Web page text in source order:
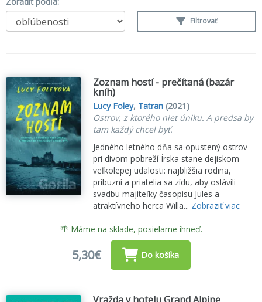
Filtrovať
Zoznam hostí - prečítaná (bazár
kníh)
Lucy Foley, Tatran (2021)
Ostrov, z ktorého niet úniku. A predsa by
tam každý chcel byť.
Jedného letného dňa sa opustený ostrov
pri divom pobreží Írska stane dejiskom
veľkolepej udalosti: najbližšia rodina,
príbuzní a priatelia sa zídu, aby oslávili
svadbu majiteľky časopisu Jules a
atraktívneho herca Willa... Zobraziť viac
🌴 Máme na sklade, posielame ihneď.
5,30€ Do košíka